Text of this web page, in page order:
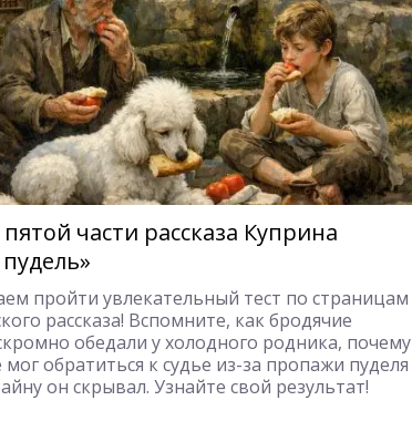
части рассказа Куприна
пройти увлекательный тест по страницам
рассказа! Вспомните, как бродячие
обедали у холодного родника, почему
мог обратиться к судье из-за пропажи пуделя
он скрывал. Узнайте свой результат!